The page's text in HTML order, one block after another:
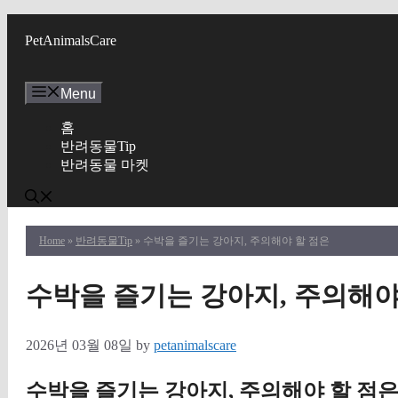
PetAnimalsCare
Menu
홈
반려동물Tip
반려동물 마켓
Home » 반려동물Tip » 수박을 즐기는 강아지, 주의해야 할 점은
수박을 즐기는 강아지, 주의해
2026년 03월 08일 by petanimalscare
수박을 즐기는 강아지, 주의해야 할 점은